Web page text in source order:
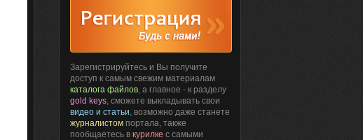
Зарегистрируйтесь и Вы получите
доступ к самым свежим материалам
каталога файлов, а главное - к разделу
gold keys, сможете выкладывать свои
видео и статьи, возможно даже станете
журналистом портала, также
пообщаетесь в курилке с самыми